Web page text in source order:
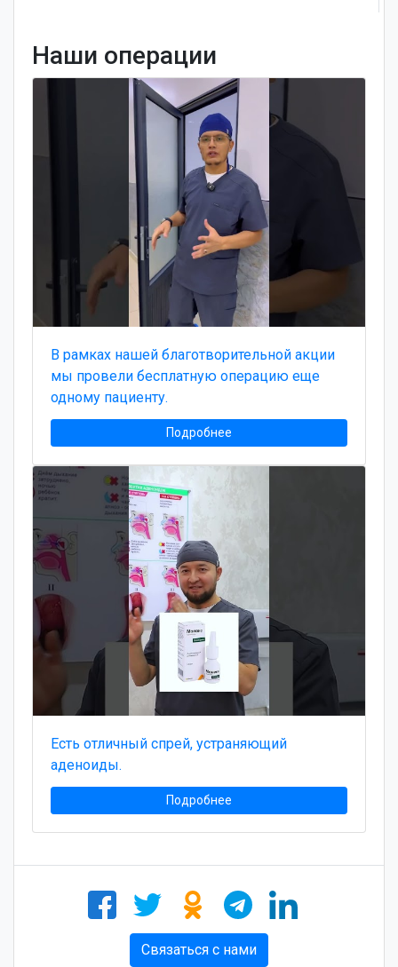
Наши операции
В рамках нашей благотворительной акции
мы провели бесплатную операцию еще
одному пациенту.
Подробнее
Есть отличный спрей, устраняющий
аденоиды.
Подробнее
Связаться с нами